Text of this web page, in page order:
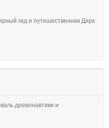
гид и путешественник Дирк
древонавтики и